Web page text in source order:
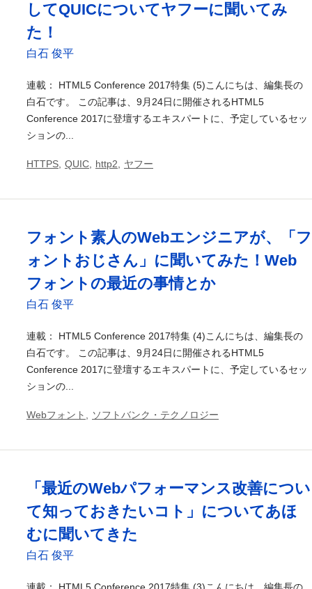
してQUICについてヤフーに聞いてみ
た！
白石 俊平
連載： HTML5 Conference 2017特集 (5)こんにちは、編集長の
白石です。 この記事は、9月24日に開催されるHTML5
Conference 2017に登壇するエキスパートに、予定しているセッ
ションの...
HTTPS QUIC http2 ヤフー
フォント素人のWebエンジニアが、「フ
ォントおじさん」に聞いてみた！Web
フォントの最近の事情とか
白石 俊平
連載： HTML5 Conference 2017特集 (4)こんにちは、編集長の
白石です。 この記事は、9月24日に開催されるHTML5
Conference 2017に登壇するエキスパートに、予定しているセッ
ションの...
Webフォント ソフトバンク・テクノロジー
「最近のWebパフォーマンス改善につい
て知っておきたいコト」についてあほ
むに聞いてきた
白石 俊平